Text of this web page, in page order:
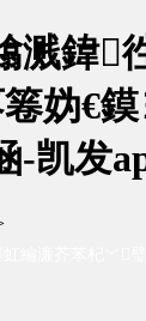
溅鍏
妫€
-凯发